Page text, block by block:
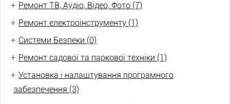
+ Ремонт ТВ, Аудіо, Відео, Фото (7)
+ Ремонт електроінструменту (1)
+ Системи Безпеки (0)
+ Ремонт садової та паркової техніки (1)
+ Установка і налаштування програмного
забезпечення (3)